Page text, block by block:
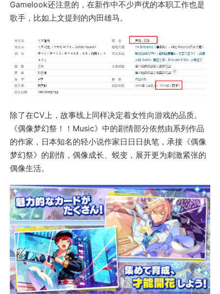
Gamelook还注意的，在新作中不少声优的本职工作也是
歌手，比如上文提到的内田雄马。
除了在CV上，故事线上同样决定着女性向游戏的品质。
《偶像梦幻祭！！Music》中的剧情部分依然由系列作品
的作家，日本知名的轻小说作家日日日执笔，承接《偶像
梦幻祭》的剧情，偶像成长、蜕变，展开更为刺激紧张的
偶像生活。